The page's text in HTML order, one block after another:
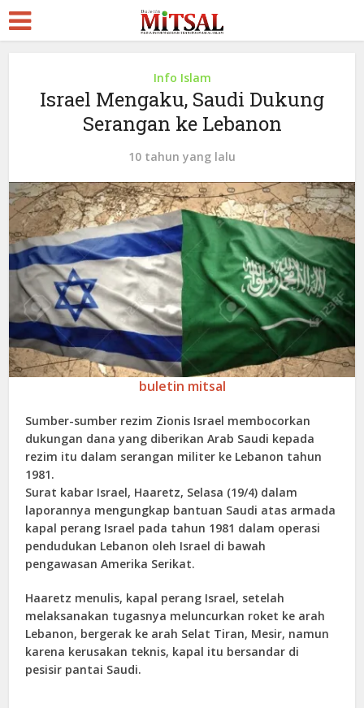
Info Islam
Israel Mengaku, Saudi Dukung
Serangan ke Lebanon
10 tahun yang lalu
buletin mitsal
Sumber-sumber rezim Zionis Israel membocorkan
dukungan dana yang diberikan Arab Saudi kepada
rezim itu dalam serangan militer ke Lebanon tahun
1981.
Surat kabar Israel, Haaretz, Selasa (19/4) dalam
laporannya mengungkap bantuan Saudi atas armada
kapal perang Israel pada tahun 1981 dalam operasi
pendudukan Lebanon oleh Israel di bawah
pengawasan Amerika Serikat.
Haaretz menulis, kapal perang Israel, setelah
melaksanakan tugasnya meluncurkan roket ke arah
Lebanon, bergerak ke arah Selat Tiran, Mesir, namun
karena kerusakan teknis, kapal itu bersandar di
pesisir pantai Saudi.